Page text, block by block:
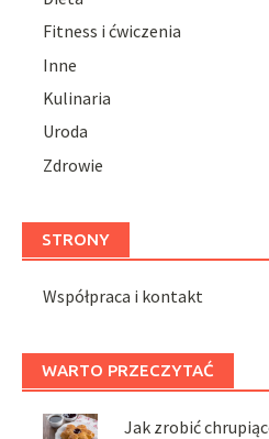
Fitness i ćwiczenia
Inne
Kulinaria
Uroda
Zdrowie
STRONY
Współpraca i kontakt
WARTO PRZECZYTAĆ
Jak zrobić